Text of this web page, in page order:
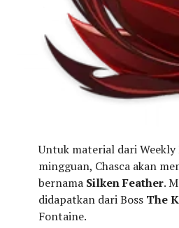
Untuk material dari Weekly
mingguan, Chasca akan
bernama Silken Feather.
didapatkan dari Boss The
Fontaine.